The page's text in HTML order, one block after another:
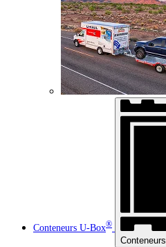
Conteneurs U-Box®
Conteneurs